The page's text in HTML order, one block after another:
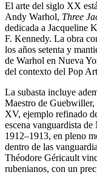
El arte del siglo XX
Andy Warhol, Three
dedicada a Jacqueline
F. Kennedy. La obra
los años setenta y
de Warhol en Nueva
del contexto del Pop
La subasta incluye
Maestro de
XV, ejemplo refinado
escena vanguardista
1912–1913, en pleno
dentro de las
Théodore Géricault
rubenianos, con un